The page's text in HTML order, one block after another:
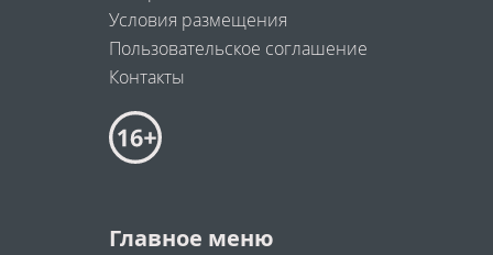
Условия размещения
Пользовательское соглашение
Контакты
Главное меню